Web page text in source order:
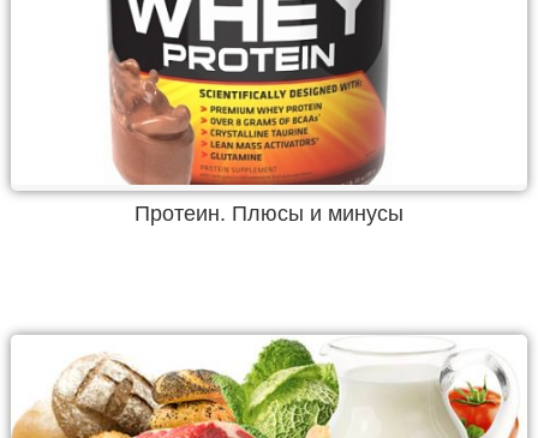
Протеин. Плюсы и минусы